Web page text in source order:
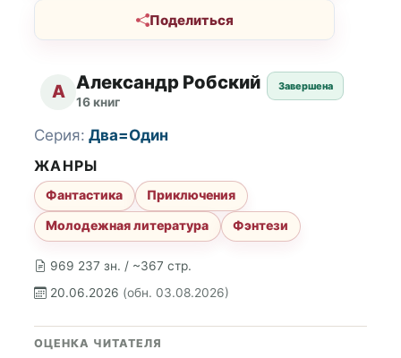
Поделиться
А Александр Робский
16 книг
Завершена
969 237 зн. / ~367 стр.
20.06.2026 (обн. 03.08.2026)
Серия: Два=Один
ЖАНРЫ
Фантастика
Приключения
Молодежная литература
Фэнтези
ОЦЕНКА ЧИТАТЕЛЯ